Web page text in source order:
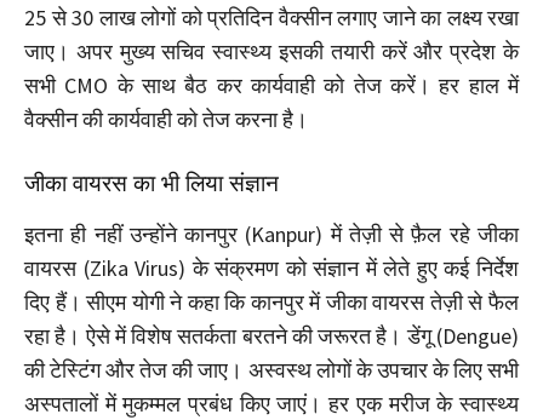
25 से 30 लाख लोगों को प्रतिदिन वैक्सीन लगाए जाने का लक्ष्य रखा
जाए। अपर मुख्य सचिव स्वास्थ्य इसकी तयारी करें और प्रदेश के
सभी CMO के साथ बैठ कर कार्यवाही को तेज करें। हर हाल में
वैक्सीन की कार्यवाही को तेज करना है।
जीका वायरस का भी लिया संज्ञान
इतना ही नहीं उन्होंने कानपुर (Kanpur) में तेज़ी से फ़ैल रहे जीका
वायरस (Zika Virus) के संक्रमण को संज्ञान में लेते हुए कई निर्देश
दिए हैं। सीएम योगी ने कहा कि कानपुर में जीका वायरस तेज़ी से फैल
रहा है। ऐसे में विशेष सतर्कता बरतने की जरूरत है। डेंगू (Dengue)
की टेस्टिंग और तेज की जाए। अस्वस्थ लोगों के उपचार के लिए सभी
अस्पतालों में मुकम्मल प्रबंध किए जाएं। हर एक मरीज के स्वास्थ्य